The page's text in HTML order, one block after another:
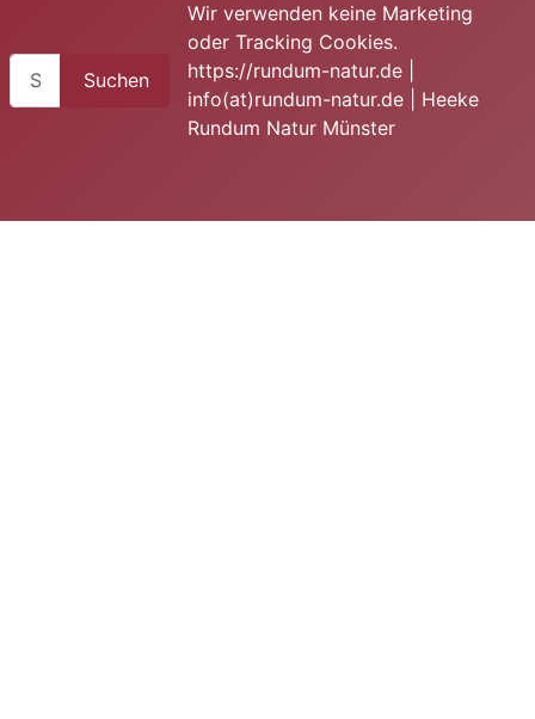
Suchen
Suchen
Wir verwenden keine Marketing
oder Tracking Cookies.
https://rundum-natur.de |
info(at)rundum-natur.de | Heeke
Rundum Natur Münster